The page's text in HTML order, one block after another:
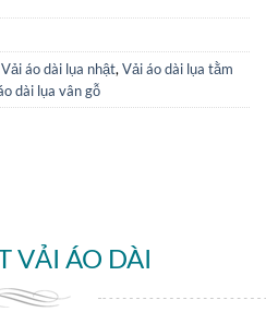
Vải áo dài lụa nhật,Vải áo dài lụa tằm
dài lụa vân gỗ
VẢI ÁO DÀI